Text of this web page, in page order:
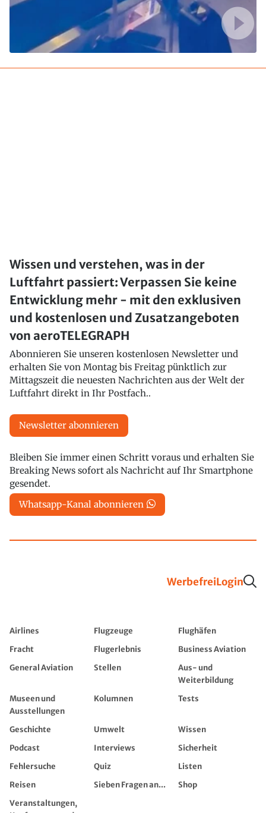
Wissen und verstehen, was in der
Luftfahrt passiert: Verpassen Sie keine
Entwicklung mehr - mit den exklusiven
und kostenlosen und Zusatzangeboten
von aeroTELEGRAPH
Abonnieren Sie unseren kostenlosen Newsletter und
erhalten Sie von Montag bis Freitag pünktlich zur
Mittagszeit die neuesten Nachrichten aus der Welt der
Luftfahrt direkt in Ihr Postfach..
Newsletter abonnieren
Bleiben Sie immer einen Schritt voraus und erhalten Sie
Breaking News sofort als Nachricht auf Ihr Smartphone
gesendet.
Whatsapp-Kanal abonnieren
WerbefreiLogin
Airlines Flugzeuge
Flughäfen
Fracht
Flugerlebnis
Business Aviation
General Aviation
Stellen
Aus- und
Weiterbildung
Museen und
Ausstellungen
Kolumnen Tests
Geschichte Umwelt
Wissen
Podcast
Interviews
Sicherheit
Fehlersuche
Quiz
Listen
Reisen
Sieben Fragen an...
Shop
Veranstaltungen,